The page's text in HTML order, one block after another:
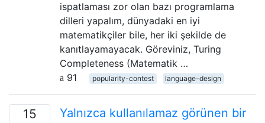
ispatlaması zor olan bazı programlama
dilleri yapalım, dünyadaki en iyi
matematikçiler bile, her iki şekilde de
kanıtlayamayacak. Göreviniz, Turing
Completeness (Matematik …
91
popularity-contest language-design
15
Yalnızca kullanılamaz görünen bir